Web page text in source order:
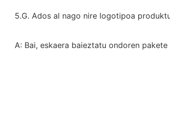
5.G. Ados al nago nire logotipoa
A: Bai, eskaera baieztatu ondoren